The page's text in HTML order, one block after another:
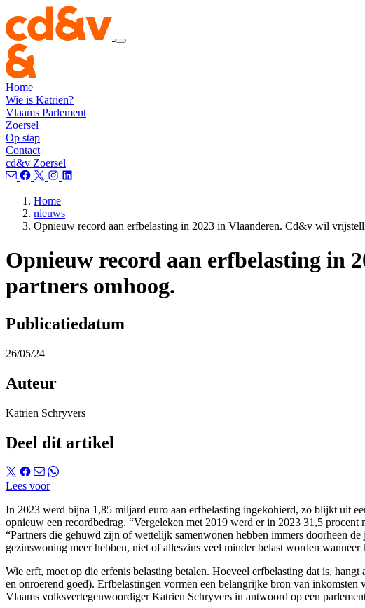
Home
Wie is Katrien?
Vlaams Parlement
Zoersel
Op stap
Contact
cd&v Zoersel
Home
nieuws
Opnieuw record aan erfbelasting in 2023 in Vlaanderen. Cd&v wil
Opnieuw record aan erfbelasting in
partners omhoog.
Publicatiedatum
26/05/24
Auteur
Katrien Schryvers
Deel dit artikel
Lees voor
In 2023 werd bijna 1,85 miljard euro aan erfbelasting ingekohierd, zo blijkt uit
opnieuw een recordbedrag. “Vergeleken met 2019 werd er in 2023 31,5
“Partners die gehuwd zijn of wettelijk samenwonen hebben immers doorheen
gezinswoning meer hebben, niet of alleszins veel minder belast worden
Wie erft, moet op die erfenis belasting betalen. Hoeveel erfbelasting dat is,
en onroerend goed). Erfbelastingen vormen een belangrijke bron van
Vlaams volksvertegenwoordiger Katrien Schryvers in antwoord op een